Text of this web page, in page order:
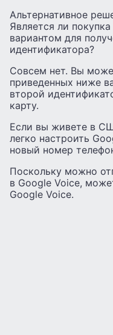
Альтернативное
Является ли
вариантом для
идентификатора?
Совсем нет. Вы
приведенных ниже
второй
карту.
Если вы живете в
легко настроить
новый номер
Поскольку можно
в Google Voice,
Google Voice.